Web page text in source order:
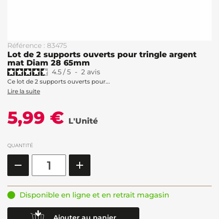
Référence : 83475
Lot de 2 supports ouverts pour tringle argent
mat Diam 28 65mm
4.5/5 - 2 avis
Ce lot de 2 supports ouverts pour...
Lire la suite
5,99 € L'Unité
QUANTITÉ
Disponible en ligne et en retrait magasin